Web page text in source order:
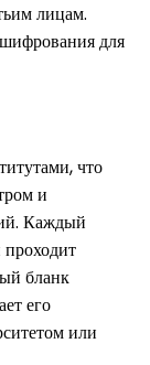
лицам.
для
что
и
Каждый
проходит
бланк
его
или